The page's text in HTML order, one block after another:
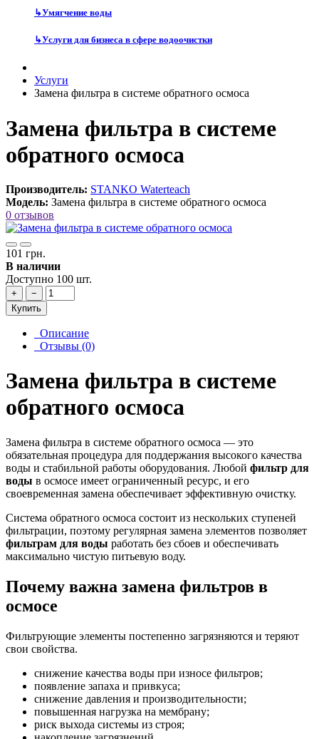
↳Умягчение воды
↳Услуги для бизнеса в сфере водоочистки
Услуги
Замена фильтра в системе обратного осмоса
Замена фильтра в системе
обратного осмоса
Производитель: STANKO Waterteach
Модель: Замена фильтра в системе обратного осмоса
0 отзывов
101 грн.
В наличии
Доступно 100 шт.
+
−
Купить
Описание
Отзывы (0)
Замена фильтра в системе
обратного осмоса
Замена фильтра в системе обратного осмоса — это
обязательная процедура для поддержания высокого качества
воды и стабильной работы оборудования. Любой фильтр для
воды в осмосе имеет ограниченный ресурс, и его
своевременная замена обеспечивает эффективную очистку.
Система обратного осмоса состоит из нескольких ступеней
фильтрации, поэтому регулярная замена элементов позволяет
фильтрам для воды работать без сбоев и обеспечивать
максимально чистую питьевую воду.
Почему важна замена фильтров в
осмосе
Фильтрующие элементы постепенно загрязняются и теряют
свои свойства.
снижение качества воды при износе фильтров;
появление запаха и привкуса;
снижение давления и производительности;
повышенная нагрузка на мембрану;
риск выхода системы из строя;